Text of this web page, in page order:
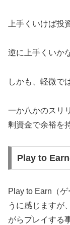
上手くいけば投
逆に上手くいか
しかも、軽微で
一か八かのスリ
剰資金で余裕を
Play to
Play to Earn（
うに感じますが
がらプレイする